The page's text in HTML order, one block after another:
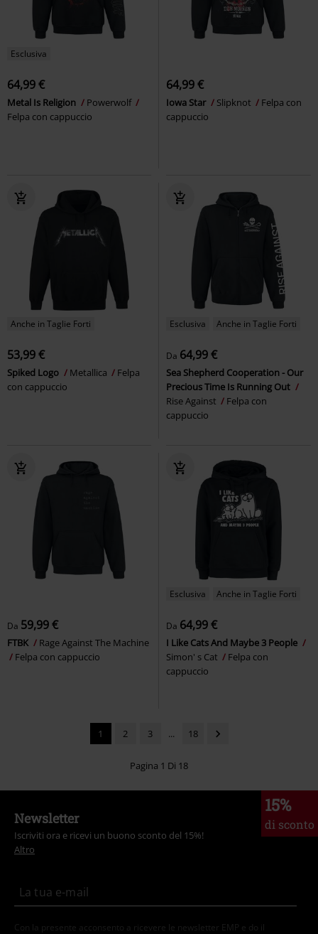
Esclusiva
64,99 €
Metal Is Religion
Powerwolf
Felpa con cappuccio
64,99 €
Iowa Star Slipknot
Felpa con
cappuccio
Anche in Taglie Forti
53,99 €
Spiked Logo Metallica
Felpa
con cappuccio
Esclusiva Anche in Taglie Forti
Da 64,99 €
Sea Shepherd Cooperation - Our
Precious Time Is Running Out
Rise Against
Felpa con
cappuccio
Da 59,99 €
FTBK
Rage Against The Machine
Felpa con cappuccio
Esclusiva Anche in Taglie Forti
Da 64,99 €
I Like Cats And Maybe 3 People
Simon' s Cat
Felpa con
cappuccio
1 2 3 ... 18
Pagina 1 Di 18
15%
di sconto
Newsletter
Iscriviti ora e ricevi un buono sconto del 15%!
Altro
Con la presente acconsento a ricevere le newsletter EMP e do il